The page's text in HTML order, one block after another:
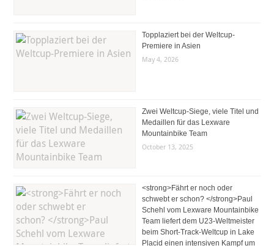
Topplaziert bei der Weltcup-
Premiere in Asien
May 4, 2026
Zwei Weltcup-Siege, viele Titel und
Medaillen für das Lexware
Mountainbike Team
October 13, 2025
<strong>Fährt er noch oder
schwebt er schon? </strong>Paul
Schehl vom Lexware Mountainbike
Team liefert dem U23-Weltmeister
beim Short-Track-Weltcup in Lake
Placid einen intensiven Kampf um